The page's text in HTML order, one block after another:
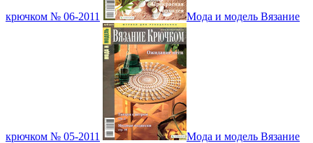
крючком № 06-2011 Мода и модель Вязание
крючком № 05-2011 Мода и модель Вязание